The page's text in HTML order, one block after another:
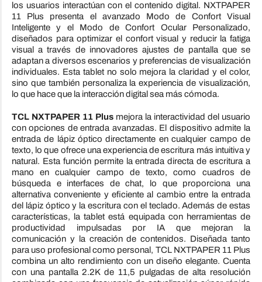
los usuarios interactúan con el contenido digital. NXTPAPER
11 Plus presenta el avanzado Modo de Confort Visual
Inteligente y el Modo de Confort Ocular Personalizado,
diseñados para optimizar el confort visual y reducir la fatiga
visual a través de innovadores ajustes de pantalla que se
adaptan a diversos escenarios y preferencias de visualización
individuales. Esta tablet no solo mejora la claridad y el color,
sino que también personaliza la experiencia de visualización,
lo que hace que la interacción digital sea más cómoda.
TCLNXTPAPER 11 Plusmejora la interactividad del usuario
con opciones de entrada avanzadas. El dispositivo admite la
entrada de lápiz óptico directamente en cualquier campo de
texto, lo que ofrece una experiencia de escritura más intuitiva y
natural. Esta función permite la entrada directa de escritura a
mano en cualquier campo de texto, como cuadros de
búsqueda e interfaces de chat, lo que proporciona una
alternativa conveniente y eficiente al cambio entre la entrada
del lápiz óptico y la escritura con el teclado. Además de estas
características, la tablet está equipada con herramientas de
productividad impulsadas por IA que mejoran la
comunicación y la creación de contenidos. Diseñada tanto
para uso profesional como personal, TCLNXTPAPER 11 Plus
combina un alto rendimiento con un diseño elegante. Cuenta
con una pantalla 2.2K de 11,5 pulgadas de alta resolución